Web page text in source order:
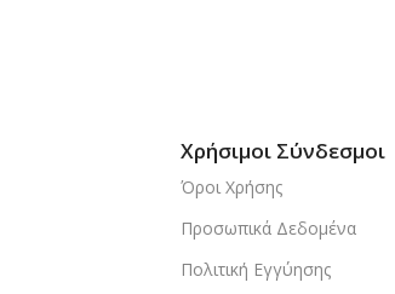
Χρήσιμοι Σύνδεσμοι
Όροι Χρήσης
Προσωπικά Δεδομένα
Πολιτική Εγγύησης